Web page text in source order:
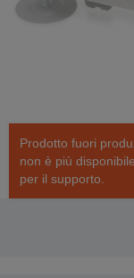
Prodotto fuori
non è più
per il supporto.